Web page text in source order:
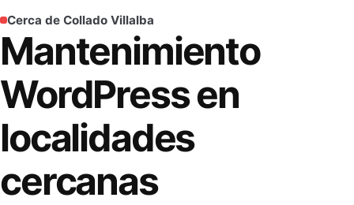
Cerca de Collado Villalba
Mantenimiento
WordPress en
localidades
cercanas